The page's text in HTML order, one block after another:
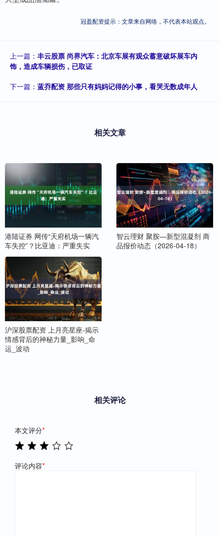
冠盈配资提示：文章来自网络，不代表本站观点。
上一篇： 丰云股票 尚界汽车：北京车展有观众蓄意破坏展车内
饰，造成车辆损伤，已取证
下一篇： 蓝乔配资 那些只有妈妈记得的小事，看哭无数成年人
相关文章
港陆证券 网传“天府机场一辆汽
车失控”？比亚迪：严重失实
智云理财 聚胺—新型混凝剂 商
品报价动态（2026-04-18）
沪深股票配资 上月亮星座-揭示
情感背后的神秘力量_影响_命
运_波动
相关评论
本文评分*
评论内容*